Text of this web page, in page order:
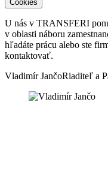
Cookies
U nás v TRANSFERI
v oblasti náboru
hľadáte prácu alebo ste
kontaktovať.
Vladimír JančoRiaditeľ a